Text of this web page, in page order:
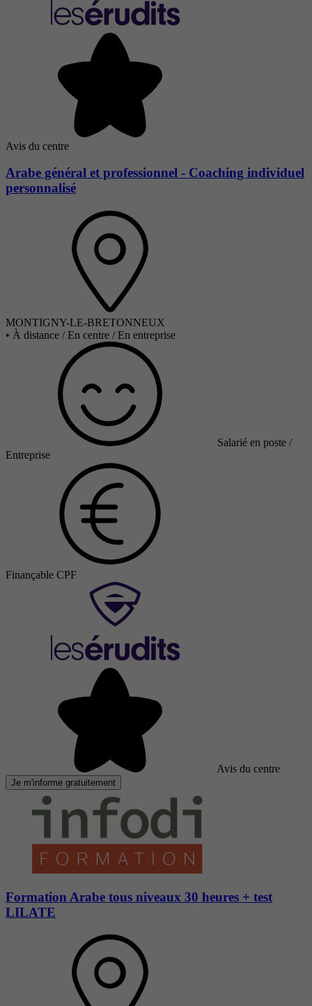
Avis du centre
Arabe général et professionnel - Coaching individuel
personnalisé
MONTIGNY-LE-BRETONNEUX
• À distance / En centre / En entreprise
Salarié en poste /
Entreprise
Finançable CPF
Avis du centre
Je m'informe gratuitement
Formation Arabe tous niveaux 30 heures + test
LILATE